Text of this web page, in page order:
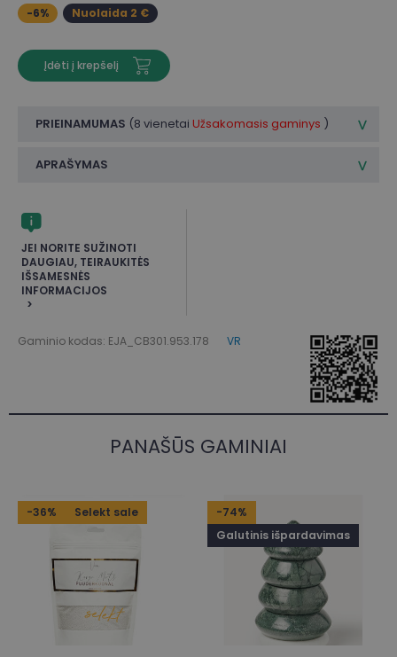
-6% Nuolaida 2 €
Įdėti į krepšelį
PRIEINAMUMAS (8 vienetai Užsakomasis gaminys )
APRAŠYMAS
JEI NORITE SUŽINOTI
DAUGIAU, TEIRAUKITĖS
IŠSAMESNĖS
INFORMACIJOS
Gaminio kodas: EJA_CB301.953.178 VR
PANAŠŪS GAMINIAI
-36% Selekt sale
-74%
Galutinis išpardavimas